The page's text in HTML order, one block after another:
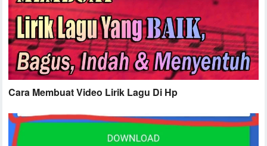
Cara Membuat Video Lirik Lagu Di Hp